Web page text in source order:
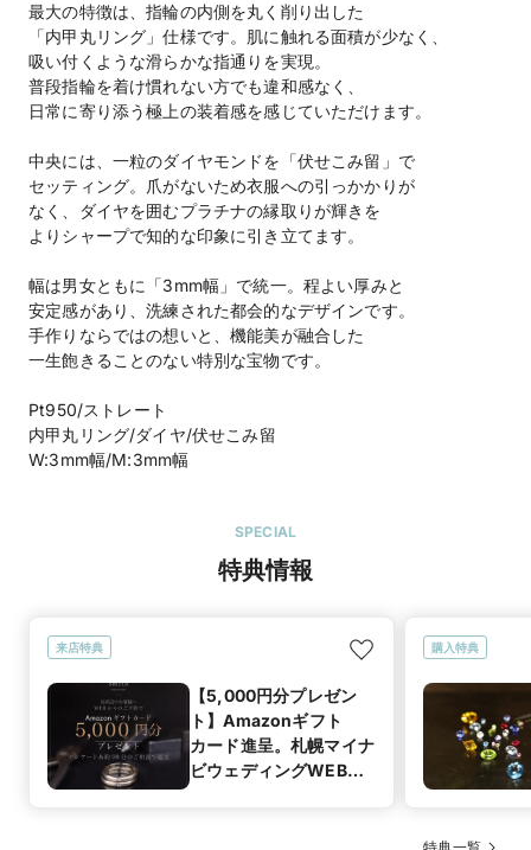
最大の特徴は、指輪の内側を丸く削り出した
「内甲丸リング」仕様です。肌に触れる面積が少なく、
吸い付くような滑らかな指通りを実現。
普段指輪を着け慣れない方でも違和感なく、
日常に寄り添う極上の装着感を感じていただけます。
中央には、一粒のダイヤモンドを「伏せこみ留」で
セッティング。爪がないため衣服への引っかかりが
なく、ダイヤを囲むプラチナの縁取りが輝きを
よりシャープで知的な印象に引き立てます。
幅は男女ともに「3mm幅」で統一。程よい厚みと
安定感があり、洗練された都会的なデザインです。
手作りならではの想いと、機能美が融合した
一生飽きることのない特別な宝物です。
Pt950/ストレート
内甲丸リング/ダイヤ/伏せこみ留
W:3mm幅/M:3mm幅
SPECIAL
特典情報
来店特典
【5,000円分プレゼン
ト】Amazonギフト
カード進呈。札幌マイナ
ビウェディングWEB予
購入特典